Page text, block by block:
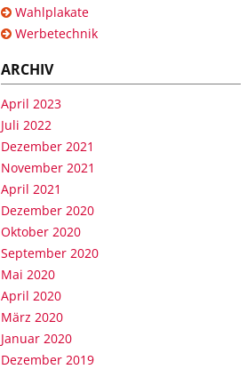
Wahlplakate
Werbetechnik
ARCHIV
April 2023
Juli 2022
Dezember 2021
November 2021
April 2021
Dezember 2020
Oktober 2020
September 2020
Mai 2020
April 2020
März 2020
Januar 2020
Dezember 2019